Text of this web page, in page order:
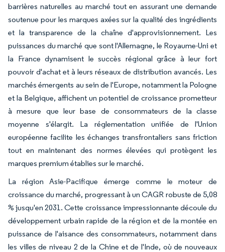
barrières naturelles au marché tout en assurant une demande
soutenue pour les marques axées sur la qualité des ingrédients
et la transparence de la chaîne d'approvisionnement. Les
puissances du marché que sont l'Allemagne, le Royaume-Uni et
la France dynamisent le succès régional grâce à leur fort
pouvoir d'achat et à leurs réseaux de distribution avancés. Les
marchés émergents au sein de l'Europe, notamment la Pologne
et la Belgique, affichent un potentiel de croissance prometteur
à mesure que leur base de consommateurs de la classe
moyenne s'élargit. La réglementation unifiée de l'Union
européenne facilite les échanges transfrontaliers sans friction
tout en maintenant des normes élevées qui protègent les
marques premium établies sur le marché.
La région Asie-Pacifique émerge comme le moteur de
croissance du marché, progressant à un CAGR robuste de 5,08
% jusqu'en 2031. Cette croissance impressionnante découle du
développement urbain rapide de la région et de la montée en
puissance de l'aisance des consommateurs, notamment dans
les villes de niveau 2 de la Chine et de l'Inde, où de nouveaux